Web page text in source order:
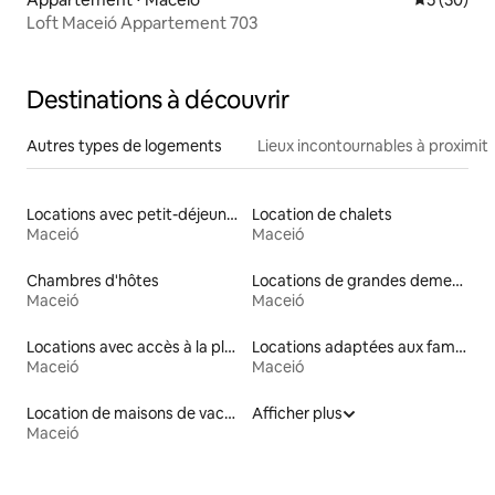
Loft Maceió Appartement 703
Destinations à découvrir
Autres types de logements Lieux incontournables à
Locations avec petit-déjeuner
Maceió
Location de chalets
Maceió
Chambres d'hôtes
Maceió
Locations de grandes demeures
Maceió
Locations avec accès à la plage
Maceió
Locations adaptées aux familles
Maceió
Location de maisons de vacances
Maceió
Afficher plus